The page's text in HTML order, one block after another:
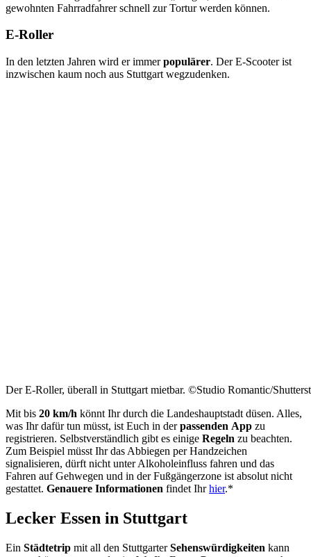
gewohnten Fahrradfahrer schnell zur Tortur werden können.
E-Roller
In den letzten Jahren wird er immerpopulärer. Der E-Scooter ist
inzwischen kaum noch aus Stuttgart wegzudenken.
Der E-Roller, überall in Stuttgart mietbar. ©Studio Romantic/
Mit bis 20 km/h könnt Ihr durch die Landeshauptstadt düsen. Alles,
was Ihr dafür tun müsst, ist Euch in derpassenden App zu
registrieren. Selbstverständlich gibt es einige Regeln zu beachten.
Zum Beispiel müsst Ihr das Abbiegen per Handzeichen
signalisieren, dürft nicht unter Alkoholeinfluss fahren und das
Fahren auf Gehwegen und in der Fußgängerzone ist absolut nicht
gestattet. Genauere Informationen findet Ihrhier.*
Lecker Essen in Stuttgart
Ein Städtetrip mit all den StuttgarterSehenswürdigkeiten kann